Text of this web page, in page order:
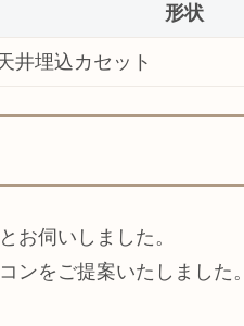
形状
井埋込カセット
お伺いしました。
ンをご提案いたしました。